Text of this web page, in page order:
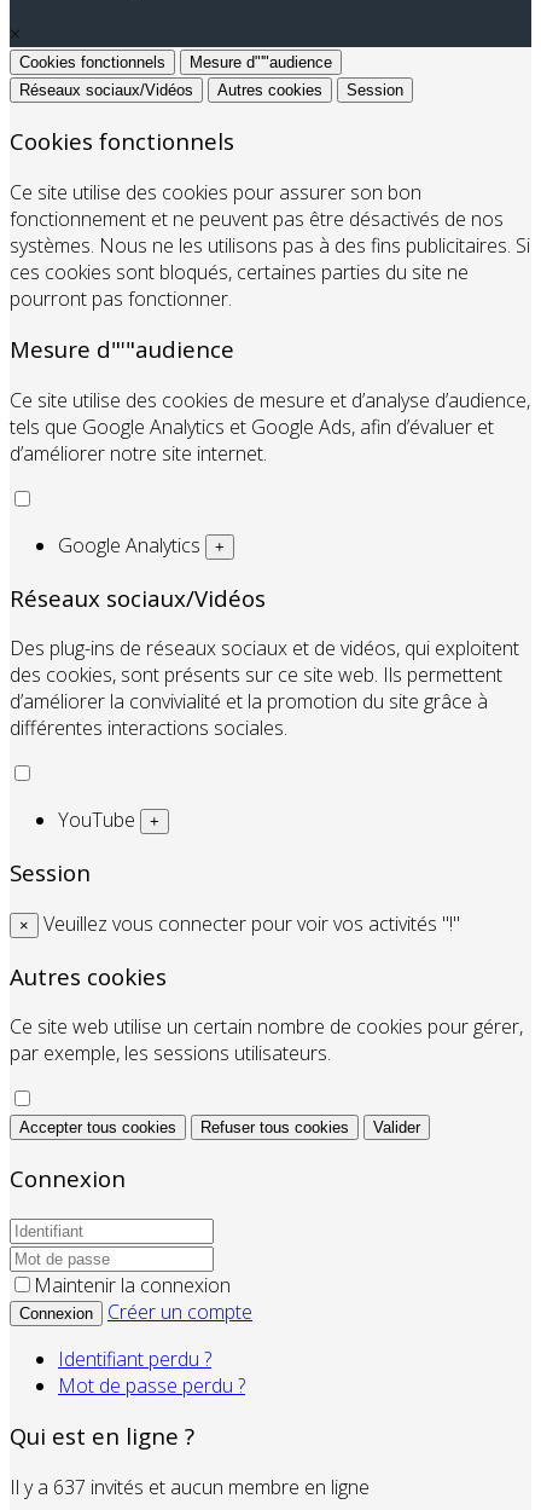
×
Cookies fonctionnels
Mesure d"'"audience
Réseaux sociaux/Vidéos
Autres cookies Session
Cookies fonctionnels
Ce site utilise des cookies pour assurer son bon
fonctionnement et ne peuvent pas être désactivés de nos
systèmes. Nous ne les utilisons pas à des fins publicitaires. Si
ces cookies sont bloqués, certaines parties du site ne
pourront pas fonctionner.
Mesure d"'"audience
Ce site utilise des cookies de mesure et d’analyse d’audience,
tels que Google Analytics et Google Ads, afin d’évaluer et
d’améliorer notre site internet.
Google Analytics +
Réseaux sociaux/Vidéos
Des plug-ins de réseaux sociaux et de vidéos, qui exploitent
des cookies, sont présents sur ce site web. Ils permettent
d’améliorer la convivialité et la promotion du site grâce à
différentes interactions sociales.
YouTube +
Session
× Veuillez vous connecter pour voir vos activités "!"
Autres cookies
Ce site web utilise un certain nombre de cookies pour gérer,
par exemple, les sessions utilisateurs.
Accepter tous cookies Refuser tous cookies Valider
Connexion
Maintenir la connexion
Connexion
Créer un compte
Identifiant perdu ?
Mot de passe perdu ?
Qui est en ligne ?
Il y a 637 invités et aucun membre en ligne